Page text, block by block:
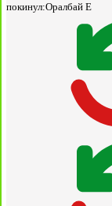
покинул:Оралбай Е